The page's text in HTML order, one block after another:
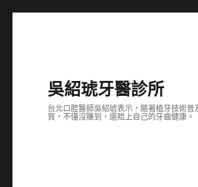
吳紹琥牙醫診所
台北口腔醫師吳紹琥表示，隨著植牙技術
質，不僅沒賺到，還賠上自己的牙齒健康。